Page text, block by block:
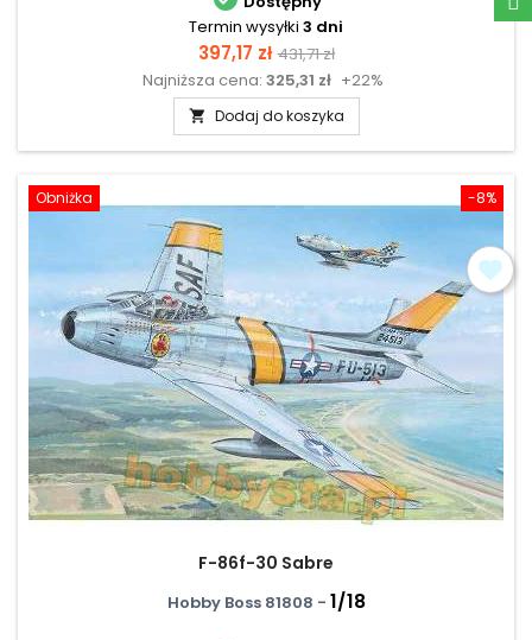
Termin wysyłki 3 dni
Cena
397,17 zł Cena
podstawowa
431,71 zł
Najniższa cena: 325,31 zł +22%
 Dodaj do koszyka
-8%
Obniżka
F-86f-30 Sabre
Hobby Boss 81808 - 1/18